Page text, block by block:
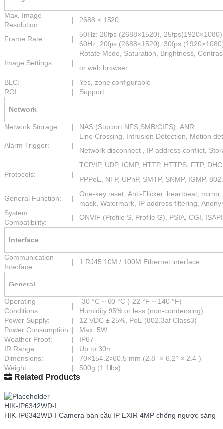
Max. Image
Resolution:
| 2688 × 1520
Frame Rate: |
50Hz: 20fps (2688×1520),
60Hz: 20fps (2688×1520), 30fps
Image Settings: |
Rotate Mode, Saturation, Brightness,
or web browser
BLC:
|
Yes, zone configurable
ROI:
| Support
Network
Network Storage: | NAS (Support NFS,SMB/CIFS), ANR
Alarm Trigger: |
Line Crossing, Intrusion Detection, Motion
Network disconnect , IP address conflict,
Protocols: |
TCP/IP, UDP, ICMP, HTTP, HTTPS, FTP,
PPPoE, NTP, UPnP, SMTP, SNMP, IGMP,
General Function: |
One-key reset, Anti-Flicker, heartbeat,
mask, Watermark, IP address filtering,
System
Compatibility:
| ONVIF (Profile S, Profile G), PSIA, CGI, ISAPI
Interface
Communication
Interface:
| 1 RJ45 10M / 100M Ethernet interface
General
Operating
Conditions:
|
-30 °C ~ 60 °C (-22 °F ~ 140 °F)
Humidity 95% or less (non-condensing)
Power Supply:
|
12 VDC ± 25%, PoE (802.3af Class3)
Power Consumption: |
Max. 5W
Weather Proof:
|
IP67
IR Range:
|
Up to 30m
Dimensions:
|
70×154.2×60.5 mm (2.8” × 6.2” × 2.4”)
Weight:
| 500g (1.1lbs)
Related Products
HIK-IP6342WD-I
HIK-IP6342WD-I Camera bán cầu IP EXIR 4MP chống ngược sáng